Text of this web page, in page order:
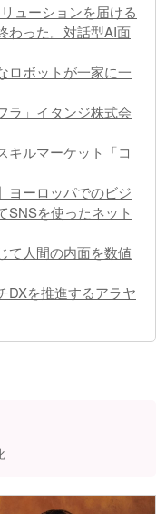
ューションを届ける
わった。対話型AI面
ロボットが一家に一
ラ」イタンジ株式会
キルマーケット「コ
ヨーロッパでのビジ
SNSを使ったネット
て人間の内面を数値
DXを推進するアラヤ